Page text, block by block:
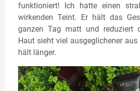
funktioniert! Ich hatte einen
wirkenden Teint. Er hält das
ganzen Tag matt und reduziert
Haut sieht viel ausgeglichener
hält länger.